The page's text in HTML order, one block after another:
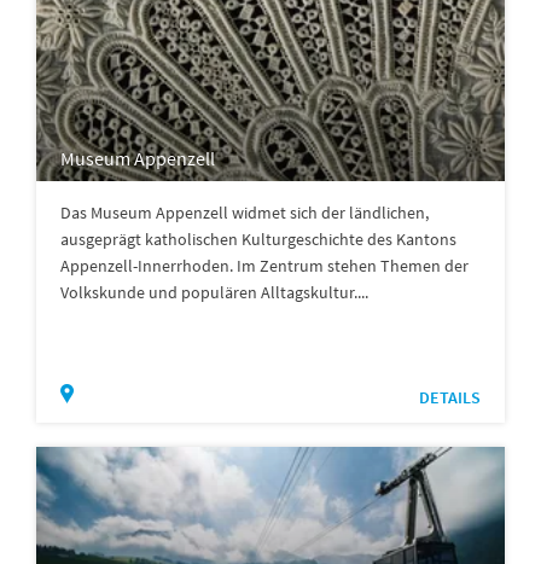
Museum Appenzell
Das Museum Appenzell widmet sich der ländlichen,
ausgeprägt katholischen Kulturgeschichte des Kantons
Appenzell-Innerrhoden. Im Zentrum stehen Themen der
Volkskunde und populären Alltagskultur....
DETAILS